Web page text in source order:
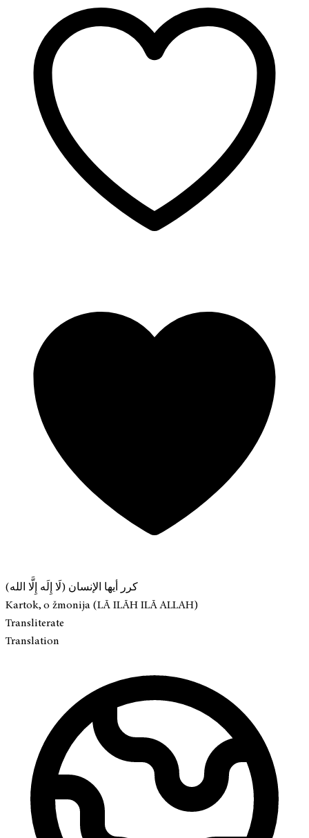
كرر أيها الإنسان (لَا إِلَه إِلَّا الله)
Kartok, o žmonija (LĀ ILĀH ILĀ ALLAH)
Transliterate
Translation